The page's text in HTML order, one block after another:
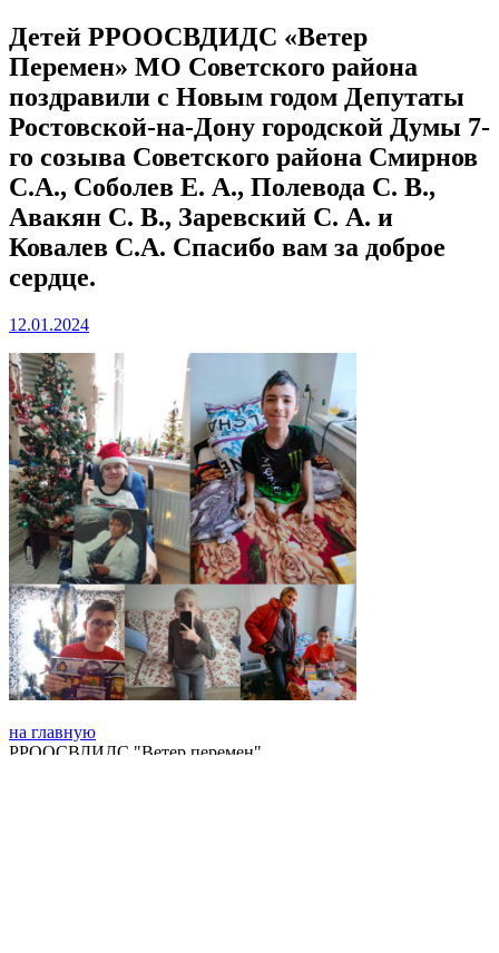
Детей РРООСВДИДС «Ветер
Перемен» МО Советского района
поздравили с Новым годом Депутаты
Ростовской-на-Дону городской Думы 7-
го созыва Советского района Смирнов
С.А., Соболев Е. А., Полевода С. В.,
Авакян С. В., Заревский С. А. и
Ковалев С.А. Спасибо вам за доброе
сердце.
12.01.2024
на главную
РРООСВДИДС "Ветер перемен"